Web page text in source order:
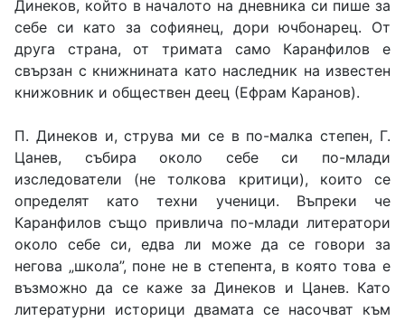
Динеков, който в началото на дневника си пише за
себе си като за софиянец, дори ючбонарец. От
друга страна, от тримата само Каранфилов е
свързан с книжнината като наследник на известен
книжовник и обществен деец (Ефрам Каранов).
П. Динеков и, струва ми се в по-малка степен, Г.
Цанев, събира около себе си по-млади
изследователи (не толкова критици), които се
определят като техни ученици. Въпреки че
Каранфилов също привлича по-млади литератори
около себе си, едва ли може да се говори за
негова „школа”, поне не в степента, в която това е
възможно да се каже за Динеков и Цанев. Като
литературни историци двамата се насочват към